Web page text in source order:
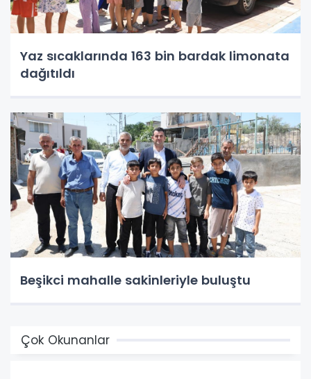
Yaz sıcaklarında 163 bin bardak limonata
dağıtıldı
Beşikci mahalle sakinleriyle buluştu
Çok Okunanlar